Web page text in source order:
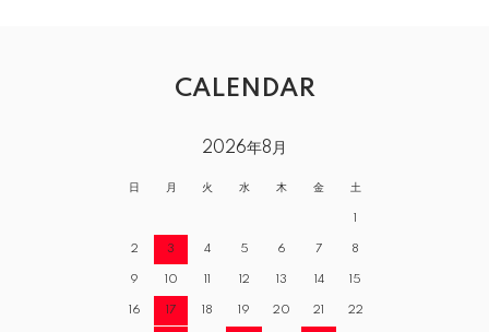
CALENDAR
2026年8月
日 月 火 水 木 金 土
1
2 3 4 5 6 7 8
9 10 11 12 13 14 15
16 17 18 19 20 21 22